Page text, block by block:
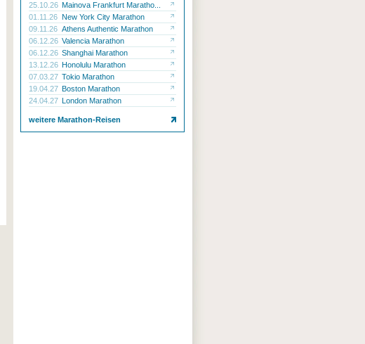
25.10.26 Mainova Frankfurt Maratho...
01.11.26 New York City Marathon
09.11.26 Athens Authentic Marathon
06.12.26 Valencia Marathon
06.12.26 Shanghai Marathon
13.12.26 Honolulu Marathon
07.03.27 Tokio Marathon
19.04.27 Boston Marathon
24.04.27 London Marathon
weitere Marathon-Reisen